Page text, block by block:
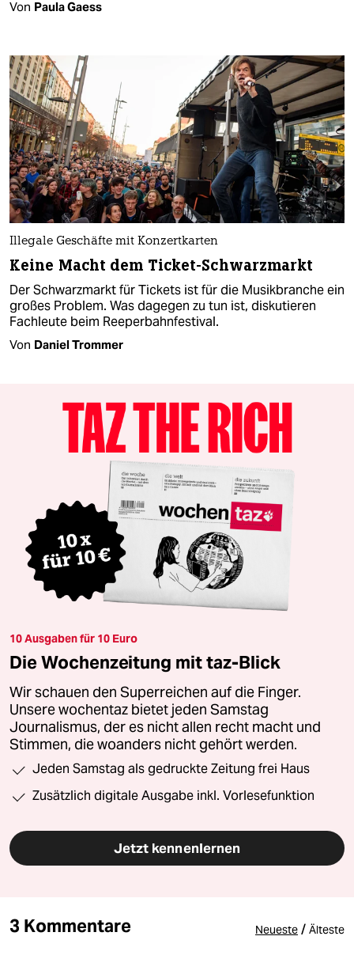
Von Paula Gaess
Illegale Geschäfte mit Konzertkarten
Keine Macht dem Ticket-Schwarzmarkt
Der Schwarzmarkt für Tickets ist für die Musikbranche ein
großes Problem. Was dagegen zu tun ist, diskutieren
Fachleute beim Reeperbahnfestival.
Von Daniel Trommer
10 Ausgaben für 10 Euro
Die Wochenzeitung mit taz-Blick
Wir schauen den Superreichen auf die Finger.
Unsere wochentaz bietet jeden Samstag
Journalismus, der es nicht allen recht macht und
Stimmen, die woanders nicht gehört werden.
Jeden Samstag als gedruckte Zeitung frei Haus
Zusätzlich digitale Ausgabe inkl. Vorlesefunktion
Jetzt kennenlernen
3 Kommentare Neueste / Älteste